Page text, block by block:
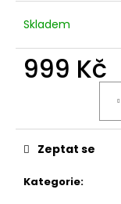
Skladem
999 Kč
Kategorie:
Zeptat se
D
o
r
u
u